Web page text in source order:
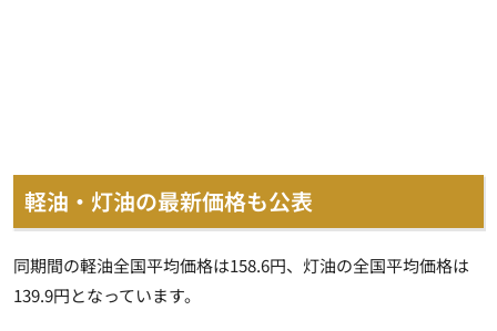
軽油・灯油の最新価格も公表
同期間の軽油全国平均価格は158.6円、灯油の全国平均価格は
139.9円となっています。